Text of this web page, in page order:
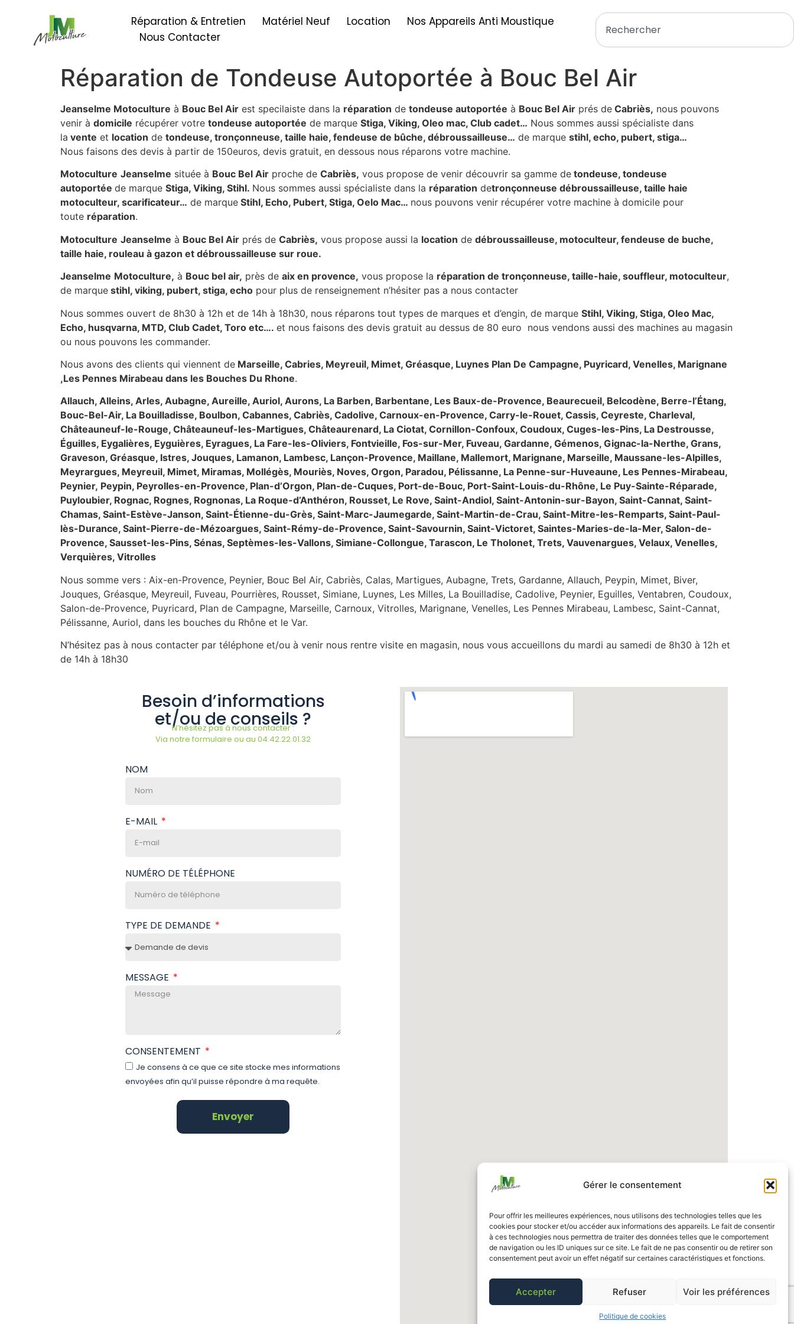
Gérer le consentement
Pour offrir les meilleures expériences, nous utilisons des technologies telles que les
cookies pour stocker et/ou accéder aux informations des appareils. Le fait de consentir
à ces technologies nous permettra de traiter des données telles que le comportement
de navigation ou les ID uniques sur ce site. Le fait de ne pas consentir ou de retirer son
consentement peut avoir un effet négatif sur certaines caractéristiques et fonctions.
Accepter Refuser Voir les préférences
Politique de cookies
Réparation & Entretien Matériel Neuf Location
Nos Appareils Anti Moustique
Nous Contacter
Réparation de Tondeuse Autoportée à Bouc Bel Air
Jeanselme Motoculture à Bouc Bel Air est specilaiste dans la réparation de tondeuse autoportée à Bouc Bel Air prés de Cabriès, nous pouvons
venir à domicile récupérer votre tondeuse autoportée de marque Stiga, Viking, Oleo mac, Club cadet… Nous sommes aussi spécialiste dans
la vente et location de tondeuse, tronçonneuse, taille haie, fendeuse de bûche, débroussailleuse… de marque stihl, echo, pubert, stiga…
Nous faisons des devis à partir de 150euros, devis gratuit, en dessous nous réparons votre machine.
Motoculture Jeanselme située à Bouc Bel Air proche de Cabriès, vous propose de venir découvrir sa gamme de tondeuse, tondeuse
autoportée de marque Stiga, Viking, Stihl. Nous sommes aussi spécialiste dans la réparation detronçonneuse débroussailleuse, taille haie
motoculteur, scarificateur… de marque Stihl, Echo, Pubert, Stiga, Oelo Mac… nous pouvons venir récupérer votre machine à domicile pour
toute réparation.
Motoculture Jeanselme à Bouc Bel Air prés de Cabriès, vous propose aussi la location de débroussailleuse, motoculteur, fendeuse de buche,
taille haie, rouleau à gazon et débroussailleuse sur roue.
Jeanselme Motoculture, à Bouc bel air, près de aix en provence, vous propose la réparation de tronçonneuse, taille-haie, souffleur, motoculteur,
de marque stihl, viking, pubert, stiga, echo pour plus de renseignement n’hésiter pas a nous contacter
Nous sommes ouvert de 8h30 à 12h et de 14h à 18h30, nous réparons tout types de marques et d’engin, de marque Stihl, Viking, Stiga, Oleo Mac,
Echo, husqvarna, MTD, Club Cadet, Toro etc…. et nous faisons des devis gratuit au dessus de 80 euro nous vendons aussi des machines au magasin
ou nous pouvons les commander.
Nous avons des clients qui viennent de Marseille, Cabries, Meyreuil, Mimet, Gréasque, Luynes Plan De Campagne, Puyricard, Venelles, Marignane
,Les Pennes Mirabeau dans les Bouches Du Rhone.
Allauch, Alleins, Arles, Aubagne, Aureille, Auriol, Aurons, La Barben, Barbentane, Les Baux-de-Provence, Beaurecueil, Belcodène, Berre-l’Étang,
Bouc-Bel-Air, La Bouilladisse, Boulbon, Cabannes, Cabriès, Cadolive, Carnoux-en-Provence, Carry-le-Rouet, Cassis, Ceyreste, Charleval,
Châteauneuf-le-Rouge, Châteauneuf-les-Martigues, Châteaurenard, La Ciotat, Cornillon-Confoux, Coudoux, Cuges-les-Pins, La Destrousse,
Éguilles, Eygalières, Eyguières, Eyragues, La Fare-les-Oliviers, Fontvieille, Fos-sur-Mer, Fuveau, Gardanne, Gémenos, Gignac-la-Nerthe, Grans,
Graveson, Gréasque, Istres, Jouques, Lamanon, Lambesc, Lançon-Provence, Maillane, Mallemort, Marignane, Marseille, Maussane-les-Alpilles,
Meyrargues, Meyreuil, Mimet, Miramas, Mollégès, Mouriès, Noves, Orgon, Paradou, Pélissanne, La Penne-sur-Huveaune, Les Pennes-Mirabeau,
Peynier, Peypin, Peyrolles-en-Provence, Plan-d’Orgon, Plan-de-Cuques, Port-de-Bouc, Port-Saint-Louis-du-Rhône, Le Puy-Sainte-Réparade,
Puyloubier, Rognac, Rognes, Rognonas, La Roque-d’Anthéron, Rousset, Le Rove, Saint-Andiol, Saint-Antonin-sur-Bayon, Saint-Cannat, Saint-
Chamas, Saint-Estève-Janson, Saint-Étienne-du-Grès, Saint-Marc-Jaumegarde, Saint-Martin-de-Crau, Saint-Mitre-les-Remparts, Saint-Paul-
lès-Durance, Saint-Pierre-de-Mézoargues, Saint-Rémy-de-Provence, Saint-Savournin, Saint-Victoret, Saintes-Maries-de-la-Mer, Salon-de-
Provence, Sausset-les-Pins, Sénas, Septèmes-les-Vallons, Simiane-Collongue, Tarascon, Le Tholonet, Trets, Vauvenargues, Velaux, Venelles,
Verquières, Vitrolles
Nous somme vers : Aix-en-Provence, Peynier, Bouc Bel Air, Cabriès, Calas, Martigues, Aubagne, Trets, Gardanne, Allauch, Peypin, Mimet, Biver,
Jouques, Gréasque, Meyreuil, Fuveau, Pourrières, Rousset, Simiane, Luynes, Les Milles, La Bouilladise, Cadolive, Peynier, Eguilles, Ventabren, Coudoux,
Salon-de-Provence, Puyricard, Plan de Campagne, Marseille, Carnoux, Vitrolles, Marignane, Venelles, Les Pennes Mirabeau, Lambesc, Saint-Cannat,
Pélissanne, Auriol, dans les bouches du Rhône et le Var.
N’hésitez pas à nous contacter par téléphone et/ou à venir nous rentre visite en magasin, nous vous accueillons du mardi au samedi de 8h30 à 12h et
de 14h à 18h30
Besoin d’informations
et/ou de conseils ?
N’hésitez pas à nous contacter :
Via notre formulaire ou au 04.42.22.01.32
NOM
E-MAIL
NUMÉRO DE TÉLÉPHONE
TYPE DE DEMANDE
MESSAGE
CONSENTEMENT
Je consens à ce que ce site stocke mes informations
envoyées afin qu’il puisse répondre à ma requête.
Envoyer